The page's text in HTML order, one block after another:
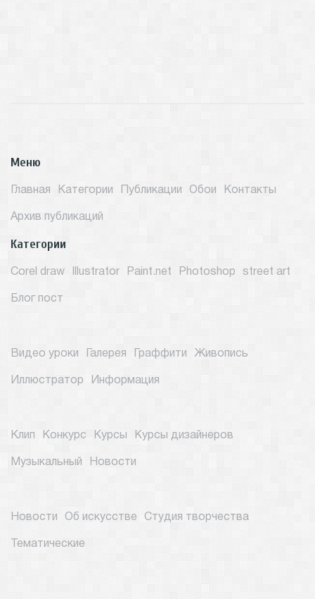
Меню
Главная Категории Публикации Обои Контакты
Архив публикаций
Категории
Corel draw Illustrator Paint.net Photoshop street art
Блог пост
Видео уроки Галерея Граффити Живопись
Иллюстратор Информация
Клип Конкурс Курсы Курсы дизайнеров
Музыкальный Новости
Новости Об искусстве Студия творчества
Тематические